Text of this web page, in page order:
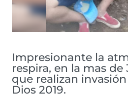
Impresionante la
respira, en la mas
que realizan
Dios 2019.